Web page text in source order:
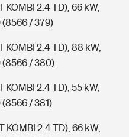
KOMBI 2.4 TD), 66 kW,
(8566 / 379)
KOMBI 2.4 TD), 88 kW,
(8566 / 380)
KOMBI 2.4 TD), 55 kW,
(8566 / 381)
KOMBI 2.4 TD), 66 kW,